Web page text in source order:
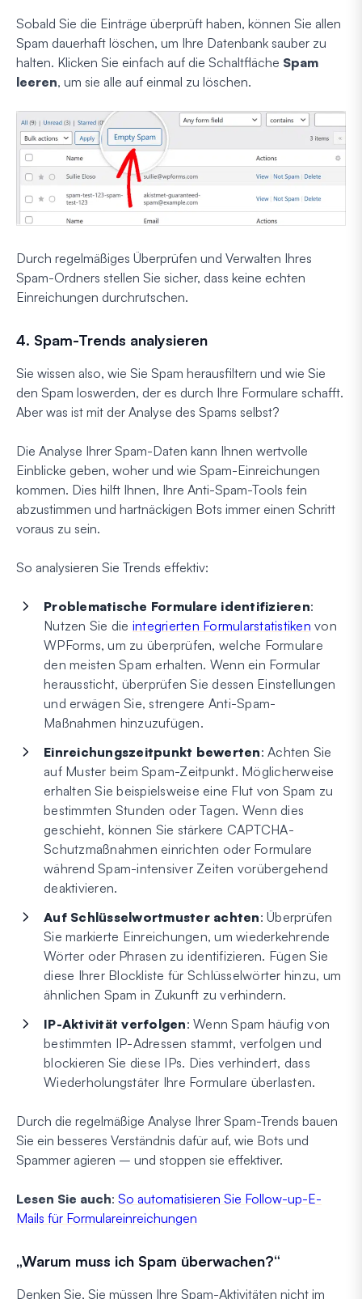
Sobald Sie die Einträge überprüft haben, können Sie allen
Spam dauerhaft löschen, um Ihre Datenbank sauber zu
halten. Klicken Sie einfach auf die Schaltfläche Spam
leeren, um sie alle auf einmal zu löschen.
Durch regelmäßiges Überprüfen und Verwalten Ihres
Spam-Ordners stellen Sie sicher, dass keine echten
Einreichungen durchrutschen.
4. Spam-Trends analysieren
Sie wissen also, wie Sie Spam herausfiltern und wie Sie
den Spam loswerden, der es durch Ihre Formulare schafft.
Aber was ist mit der Analyse des Spams selbst?
Die Analyse Ihrer Spam-Daten kann Ihnen wertvolle
Einblicke geben, woher und wie Spam-Einreichungen
kommen. Dies hilft Ihnen, Ihre Anti-Spam-Tools fein
abzustimmen und hartnäckigen Bots immer einen Schritt
voraus zu sein.
So analysieren Sie Trends effektiv:
Problematische Formulare identifizieren:
Nutzen Sie die integrierten Formularstatistiken von
WPForms, um zu überprüfen, welche Formulare
den meisten Spam erhalten. Wenn ein Formular
heraussticht, überprüfen Sie dessen Einstellungen
und erwägen Sie, strengere Anti-Spam-
Maßnahmen hinzuzufügen.
Einreichungszeitpunkt bewerten: Achten Sie
auf Muster beim Spam-Zeitpunkt. Möglicherweise
erhalten Sie beispielsweise eine Flut von Spam zu
bestimmten Stunden oder Tagen. Wenn dies
geschieht, können Sie stärkere CAPTCHA-
Schutzmaßnahmen einrichten oder Formulare
während Spam-intensiver Zeiten vorübergehend
deaktivieren.
Auf Schlüsselwortmuster achten: Überprüfen
Sie markierte Einreichungen, um wiederkehrende
Wörter oder Phrasen zu identifizieren. Fügen Sie
diese Ihrer Blockliste für Schlüsselwörter hinzu, um
ähnlichen Spam in Zukunft zu verhindern.
IP-Aktivität verfolgen: Wenn Spam häufig von
bestimmten IP-Adressen stammt, verfolgen und
blockieren Sie diese IPs. Dies verhindert, dass
Wiederholungstäter Ihre Formulare überlasten.
Durch die regelmäßige Analyse Ihrer Spam-Trends bauen
Sie ein besseres Verständnis dafür auf, wie Bots und
Spammer agieren – und stoppen sie effektiver.
Lesen Sie auch: So automatisieren Sie Follow-up-E-
Mails für Formulareinreichungen
„Warum muss ich Spam überwachen?“
Denken Sie, Sie müssen Ihre Spam-Aktivitäten nicht im